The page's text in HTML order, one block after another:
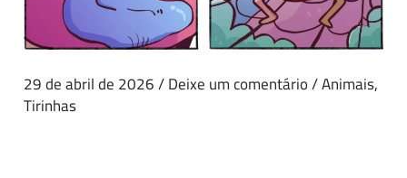
29 de abril de 2026/Deixe um comentário/Animais,
Tirinhas